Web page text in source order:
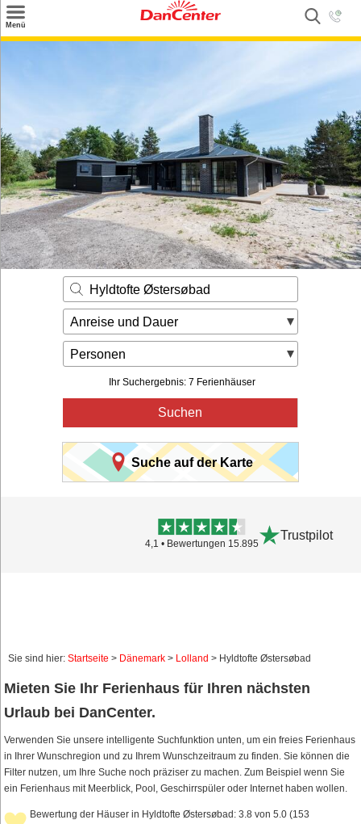
Menü
Angebote
Inspiration
Kontakt
Gut zu wissen
Login
Hyldtofte Østersøbad
Anreise und Dauer
Personen
Ihr Suchergebnis: 7 Ferienhäuser
Suchen
Suche auf der Karte
4,1 • Bewertungen 15.895
Trustpilot
Sie sind hier: Startseite > Dänemark > Lolland > Hyldtofte Østersøbad
Mieten Sie Ihr Ferienhaus für Ihren nächsten
Urlaub bei DanCenter.
Verwenden Sie unsere intelligente Suchfunktion unten, um ein freies Ferienhaus
in Ihrer Wunschregion und zu Ihrem Wunschzeitraum zu finden. Sie können die
Filter nutzen, um Ihre Suche noch präziser zu machen. Zum Beispiel wenn Sie
ein Ferienhaus mit Meerblick, Pool, Geschirrspüler oder Internet haben wollen.
Bewertung der Häuser in Hyldtofte Østersøbad: 3.8 von 5.0 (153